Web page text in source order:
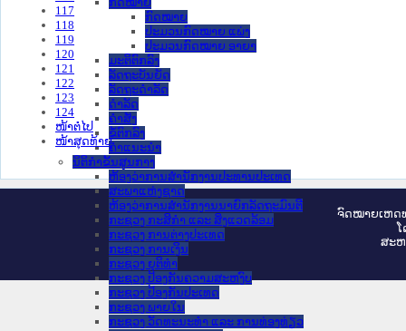
ກົດໝາຍ
ປະມວນກົດໝາຍ ແພ່ງ
ປະມວນກົດໝາຍ ອາຍາ
ມະຕິຕົກລົງ
ລັດຖະບັນຍັດ
ລັດຖະດໍາລັດ
ດໍາລັດ
ຄໍາສັ່ງ
ຂໍ້ຕົກລົງ
ຄໍາແນະນໍາ
ນິຕິກຳຂັ້ນສູນກາງ
ຫ້ອງວ່າການສໍານັກງານປະທານປະເທດ
ສະພາແຫ່ງຊາດ
ຫ້ອງວ່າການສຳນັກງານນາຍົກລັດຖະມົນຕີ
ກະຊວງ ກະສິກຳ ແລະ ສິ່ງແວດລ້ອມ
ກະຊວງ ການຕ່າງປະເທດ
ກະຊວງ ການເງິນ
ກະຊວງ ຍຸຕິທໍາ
ກະຊວງ ປ້ອງກັນຄວາມສະຫງົບ
ກະຊວງ ປ້ອງກັນປະເທດ
ກະຊວງ ພາຍໃນ
ກະຊວງ ວັດທະນະທຳ ແລະ ການທ່ອງທ່ຽວ
117
118
119
120
121
122
123
124
ໜ້າຕໍ່ໄປ
ໜ້າສຸດທ້າຍ
ຈົດ​ໝາຍ​ເຫດ​
ສະ​ຫ